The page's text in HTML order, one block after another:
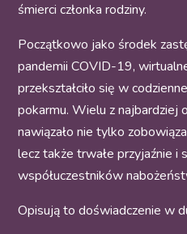
śmierci członka rodziny.
Początkowo jako środek
pandemii COVID-19,
przekształciło się w
pokarmu. Wielu z najbardziej
nawiązało nie tylko
lecz także trwałe przyjaźnie i
współuczestników
Opisują to doświadczenie w